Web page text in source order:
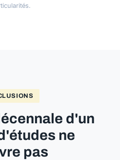
d'un
ne
pas